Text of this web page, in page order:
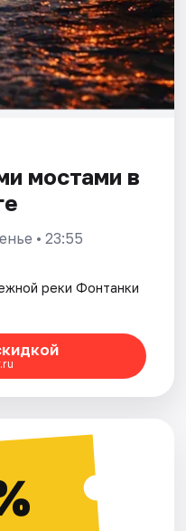
мостами в
• 23:55
реки Фонтанки